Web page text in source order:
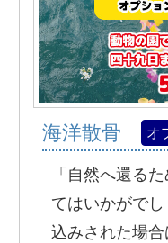
海洋散骨 オ
「自然へ還る
てはいかがで
込みされた場